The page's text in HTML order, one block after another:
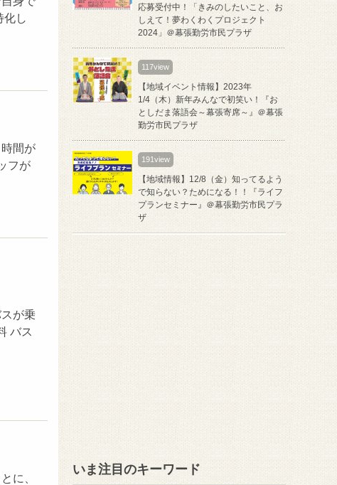
化し
間が
フが
が乗
バス
に、
応募受付中！「きみのしたいこと、お
しえて！夢わくわくプロジェクト
2024」＠幕張勤労市民プラザ
117view
【地域イベント情報】2023年
1/4（木）新年みんなで初笑い！『お
としだま落語会～幕張寄席～』＠幕張
勤労市民プラザ
191view
【地域情報】12/8（金）知ってるよう
で知らない？ためになる！！『ライフ
プランセミナー』＠幕張勤労市民プラ
ザ
いま注目のキーワード